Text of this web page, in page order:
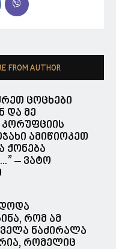
FROM AUTHOR
ცოცხები
და მე
ამიწიოკეთ
ქონება
– ვატო
რომ ამ
ნაძირალა
რომელიც